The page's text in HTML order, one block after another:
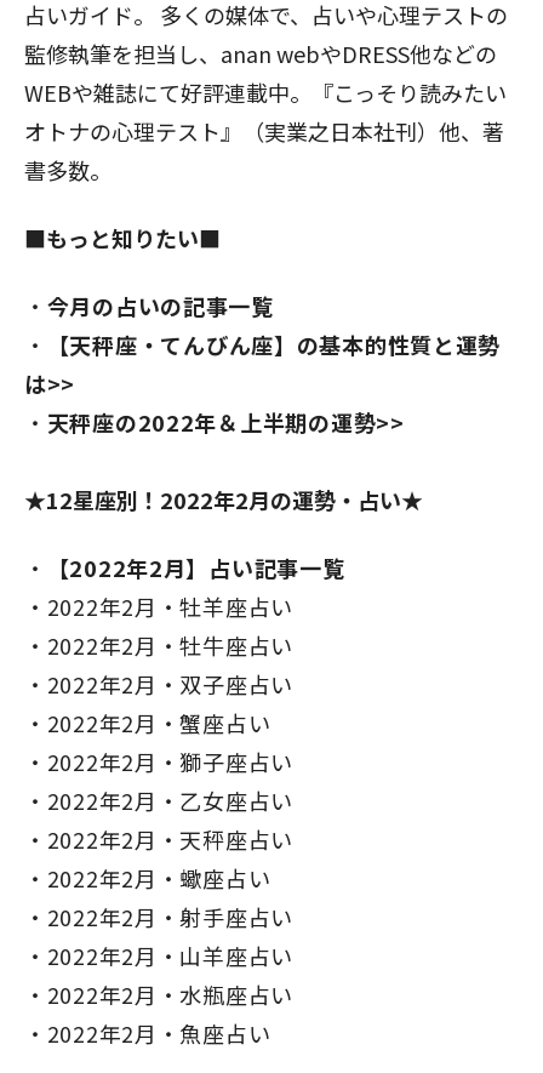
占いガイド。 多くの媒体で、占いや心理テストの
監修執筆を担当し、anan webやDRESS他などの
WEBや雑誌にて好評連載中。『こっそり読みたい
オトナの心理テスト』（実業之日本社刊）他、著
書多数。
■もっと知りたい■
今月の占いの記事一覧
【天秤座 ・てんびん座】の基本的性質と運勢
は>>
天秤座の2022年＆上半期の運勢>>
★12星座別！2022年2月の運勢・占い★
【2022年2月】占い記事一覧
2022年2月・牡羊座占い
2022年2月・牡牛座占い
2022年2月・双子座占い
2022年2月・蟹座占い
2022年2月・獅子座占い
2022年2月・乙女座占い
2022年2月・天秤座占い
2022年2月・蠍座占い
2022年2月・射手座占い
2022年2月・山羊座占い
2022年2月・水瓶座占い
2022年2月・魚座占い